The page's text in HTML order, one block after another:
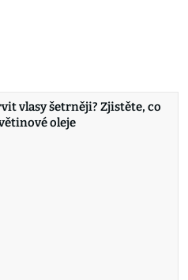
vlasy šetrněji? Zjistěte, co
oleje